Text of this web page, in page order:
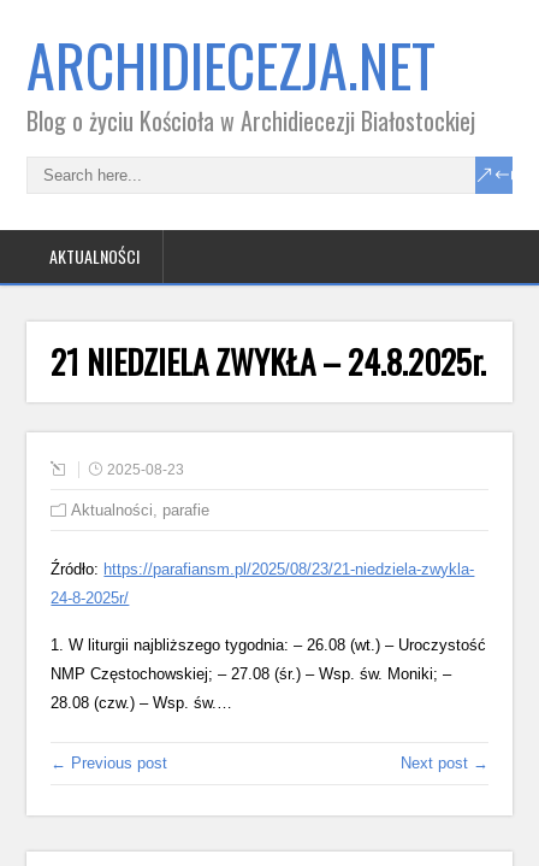
ARCHIDIECEZJA.NET
Blog o życiu Kościoła w Archidiecezji Białostockiej
AKTUALNOŚCI
21 NIEDZIELA ZWYKŁA – 24.8.2025r.
2025-08-23
Aktualności, parafie
Źródło: https://parafiansm.pl/2025/08/23/21-niedziela-zwykla-
24-8-2025r/
1. W liturgii najbliższego tygodnia: – 26.08 (wt.) – Uroczystość
NMP Częstochowskiej; – 27.08 (śr.) – Wsp. św. Moniki; –
28.08 (czw.) – Wsp. św.…
← Previous post Next post →